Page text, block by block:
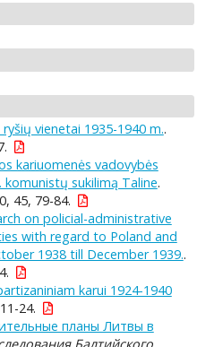
vienetai 1935-1940 m..
kariuomenės vadovybės
sukilimą Taline.
45, 79-84.
on policial-administrative
with regard to Poland and
1938 till December 1939..
karui 1924-1940
24.
планы Литвы в